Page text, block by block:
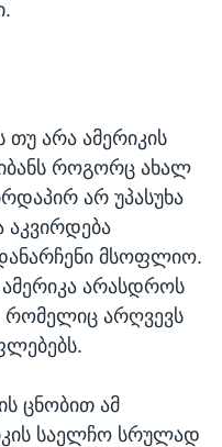
თუ არა ამერიკის
როგორც ახალ
არ უპასუხა
აკვირდება
მსოფლიო.
ამერიკა არასდროს
რომელიც არღვევს
ცნობით ამ
საელჩო სრულად